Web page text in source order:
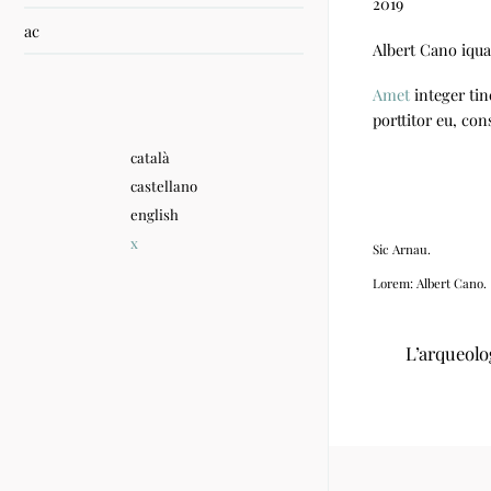
ac
català
castellano
english
x
Albert Cano
Amet integer
porttitor eu,
Sic Arnau.
Lorem: Albert Cano.